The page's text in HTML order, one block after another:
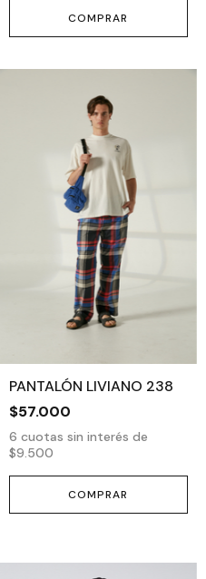
COMPRAR
PANTALÓN LIVIANO 238
$57.000
6 cuotas sin interés de
$9.500
COMPRAR